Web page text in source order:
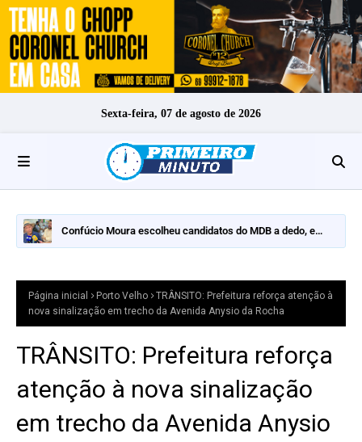
Sexta-feira, 07 de agosto de 2026
Confúcio Moura escolheu candidatos do MDB a dedo, e
Página inicial Porto Velho
TRÂNSITO: Prefeitura reforça atenção à
nova sinalização em trecho da Avenida Anysio da Rocha
TRÂNSITO: Prefeitura reforça
atenção à nova sinalização
em trecho da Avenida Anysio